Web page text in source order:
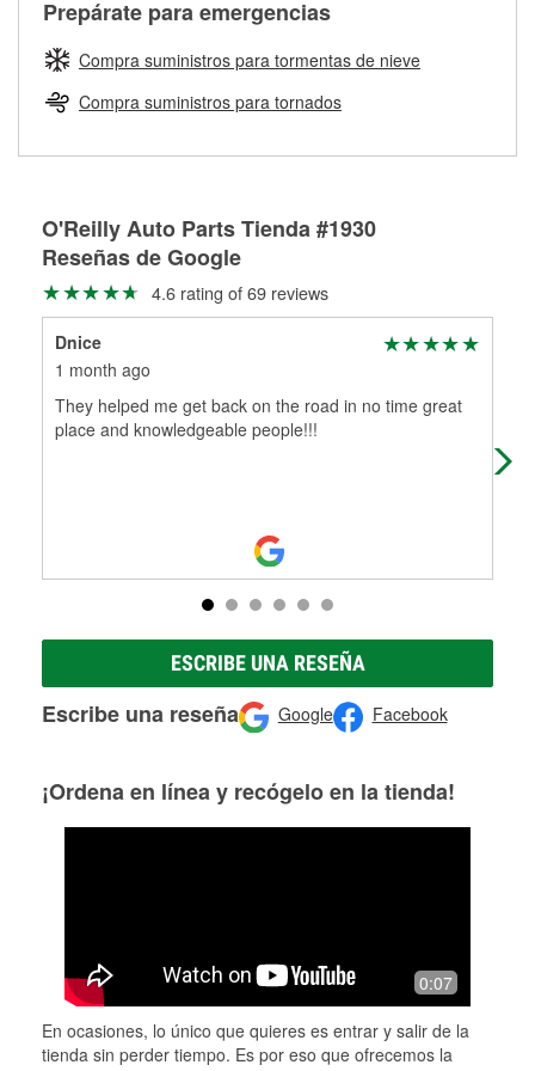
Herramientas de O'Reilly
pueden ser reutilizados, podemos ayudarte a encontrar las
partes de reemplazo correctas para tu reparación.
Rectificación de tambores y discos de freno
averiada o determina los acoplamientos y la longitud
adecuados para que te construyamos una nueva. O'Reilly
Auto Parts tiene las mangueras y los acoples adecuados
para reparar el sistema hidráulico de tu maquinaria
agrícola o de construcción.
Más información acerca del servicio de mangueras
Prepárate para emergencias
Compra suministros para tormentas de nieve
Compra suministros para tornados
O'Reilly Auto Parts Tienda #1930
Reseñas de Google
4.6 rating of 69 reviews
Dnice
1 month ago
They helped me get back on the road in no time great
place and knowledgeable people!!!
my
ESCRIBE UNA RESEÑA
Escribe una reseña Google Facebook
¡Ordena en línea y recógelo en la tienda!
0:07
En ocasiones, lo único que quieres es entrar y salir de la
tienda sin perder tiempo. Es por eso que ofrecemos la